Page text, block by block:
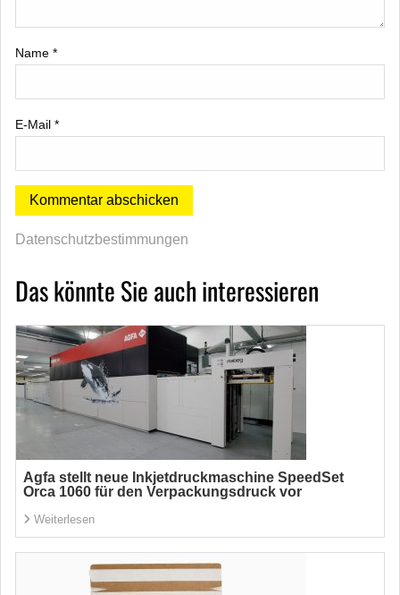
Name *
E-Mail *
Datenschutzbestimmungen
Das könnte Sie auch interessieren
Agfa stellt neue Inkjetdruckmaschine SpeedSet
Orca 1060 für den Verpackungsdruck vor
Weiterlesen